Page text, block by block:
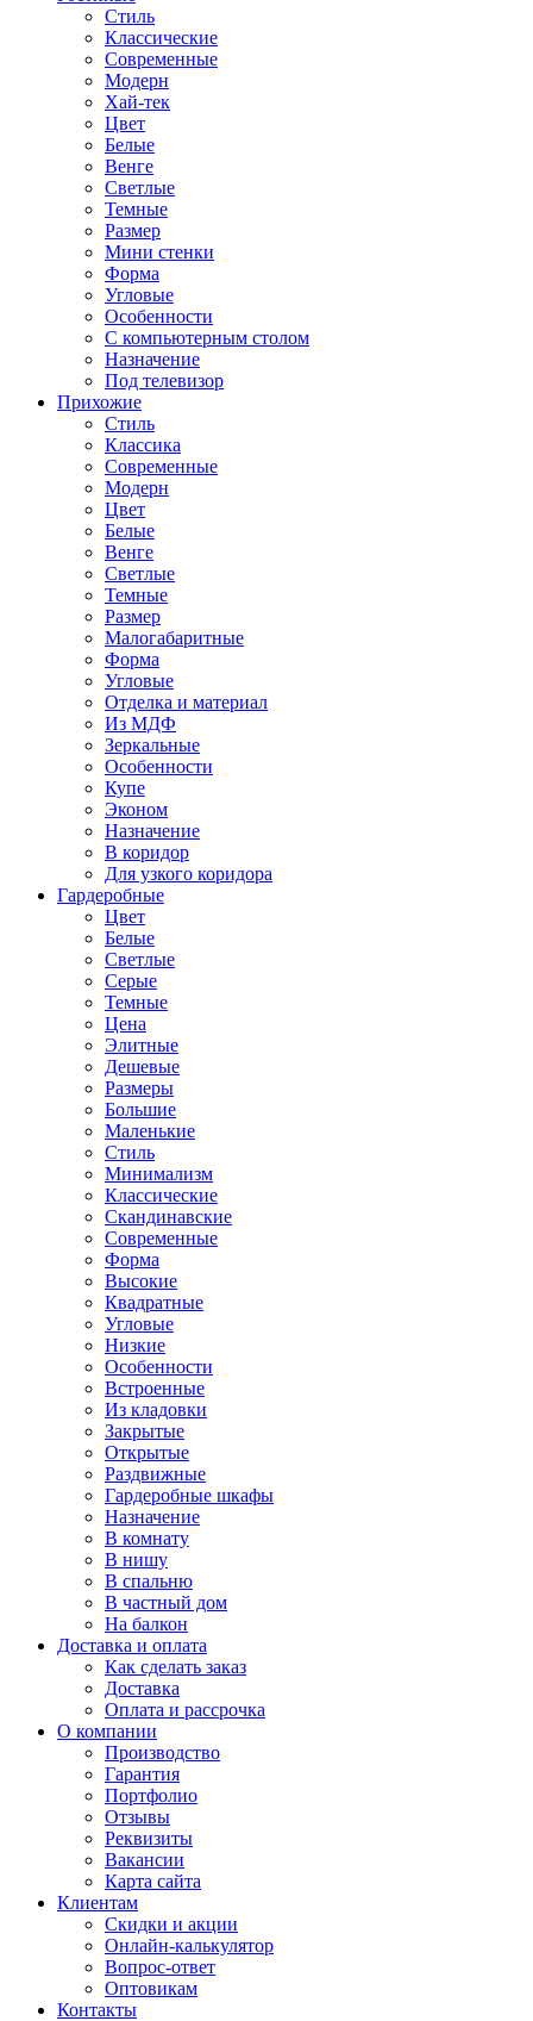
Стиль
Классические
Современные
Модерн
Хай-тек
Цвет
Белые
Венге
Светлые
Темные
Размер
Мини стенки
Форма
Угловые
Особенности
С компьютерным столом
Назначение
Под телевизор
Прихожие
Стиль
Классика
Современные
Модерн
Цвет
Белые
Венге
Светлые
Темные
Размер
Малогабаритные
Форма
Угловые
Отделка и материал
Из МДФ
Зеркальные
Особенности
Купе
Эконом
Назначение
В коридор
Для узкого коридора
Гардеробные
Цвет
Белые
Светлые
Серые
Темные
Цена
Элитные
Дешевые
Размеры
Большие
Маленькие
Стиль
Минимализм
Классические
Скандинавские
Современные
Форма
Высокие
Квадратные
Угловые
Низкие
Особенности
Встроенные
Из кладовки
Закрытые
Открытые
Раздвижные
Гардеробные шкафы
Назначение
В комнату
В нишу
В спальню
В частный дом
На балкон
Доставка и оплата
Как сделать заказ
Доставка
Оплата и рассрочка
О компании
Производство
Гарантия
Портфолио
Отзывы
Реквизиты
Вакансии
Карта сайта
Клиентам
Скидки и акции
Онлайн-калькулятор
Вопрос-ответ
Оптовикам
Контакты